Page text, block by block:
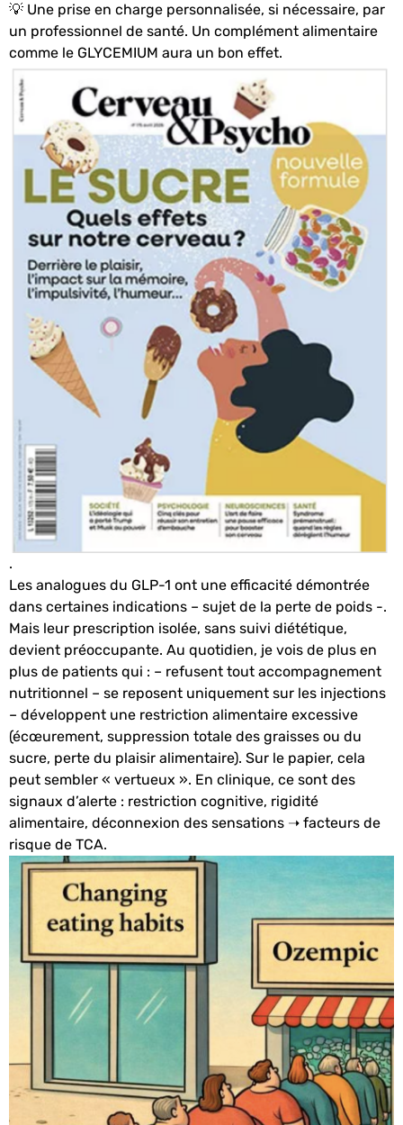
💡 Une prise en charge personnalisée, si nécessaire, par
un professionnel de santé. Un complément alimentaire
comme le GLYCEMIUM aura un bon effet.
.
Les analogues du GLP-1 ont une efficacité démontrée
dans certaines indications – sujet de la perte de poids -.
Mais leur prescription isolée, sans suivi diététique,
devient préoccupante. Au quotidien, je vois de plus en
plus de patients qui : – refusent tout accompagnement
nutritionnel – se reposent uniquement sur les injections
– développent une restriction alimentaire excessive
(écœurement, suppression totale des graisses ou du
sucre, perte du plaisir alimentaire). Sur le papier, cela
peut sembler « vertueux ». En clinique, ce sont des
signaux d’alerte : restriction cognitive, rigidité
alimentaire, déconnexion des sensations ➝ facteurs de
risque de TCA.